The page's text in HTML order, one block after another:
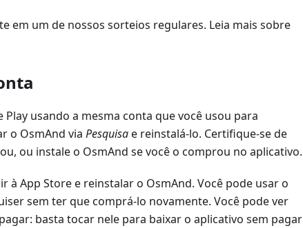
em um de nossos sorteios regulares. Leia mais sobre
usando a mesma conta que você usou para
o OsmAnd via Pesquisae reinstalá-lo. Certifique-se de
ou instale o OsmAnd se você o comprou no aplicativo.
à App Store e reinstalar o OsmAnd. Você pode usar o
sem ter que comprá-lo novamente. Você pode ver
basta tocar nele para baixar o aplicativo sem pagar